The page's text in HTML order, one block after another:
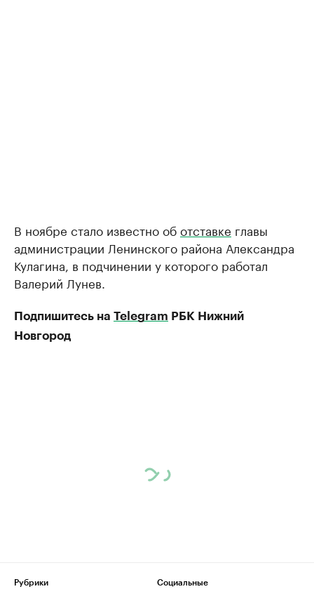
В ноябре стало известно оботставке главы
администрации Ленинского района Александра
Кулагина, в подчинении у которого работал
Валерий Лунев.
Подпишитесь на Telegram РБК Нижний
Новгород
Рубрики
Социальные